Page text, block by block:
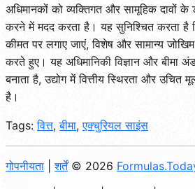
अधिमानकों को व्यक्तिगत और सामूहिक दावों
करने में मदद करता है। यह सुनिश्चित करता है
कीमत पर लगाए जाएं, विशेष और सामान्य जोखिम
करते हुए। यह अधिमानिकी विज्ञान और बीमा
बनाता है, उद्योग में वित्तीय स्थिरता और उचित
है।
Tags:वित्त,बीमा,एक्चुरियल साइंस
गोपनीयता |शर्तें© 2026